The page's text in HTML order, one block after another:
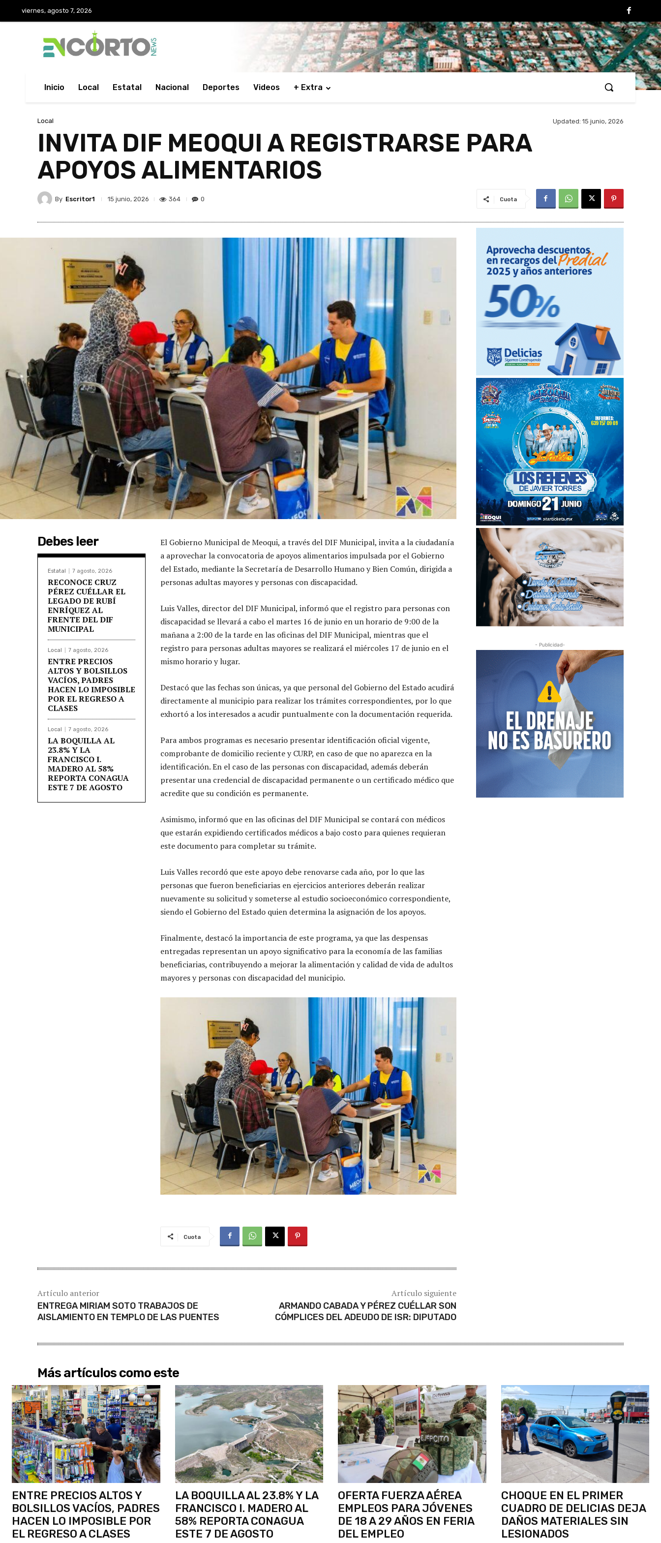
viernes, agosto 7, 2026
Inicio Local Estatal Nacional Deportes Videos + Extra
Local Updated: 15 junio, 2026
INVITA DIF MEOQUI A REGISTRARSE PARA
APOYOS ALIMENTARIOS
By Escritor1 15 junio, 2026 364 0 Cuota
Debes leer
Estatal 7 agosto, 2026
RECONOCE CRUZ
PÉREZ CUÉLLAR EL
LEGADO DE RUBÍ
ENRÍQUEZ AL
FRENTE DEL DIF
MUNICIPAL
Local 7 agosto, 2026
ENTRE PRECIOS
ALTOS Y BOLSILLOS
VACÍOS, PADRES
HACEN LO IMPOSIBLE
POR EL REGRESO A
CLASES
Local 7 agosto, 2026
LA BOQUILLA AL
23.8% Y LA
FRANCISCO I.
MADERO AL 58%
REPORTA CONAGUA
ESTE 7 DE AGOSTO
El Gobierno Municipal de Meoqui, a través del DIF Municipal, invita a la ciudadanía
a aprovechar la convocatoria de apoyos alimentarios impulsada por el Gobierno
del Estado, mediante la Secretaría de Desarrollo Humano y Bien Común, dirigida a
personas adultas mayores y personas con discapacidad.
Luis Valles, director del DIF Municipal, informó que el registro para personas con
discapacidad se llevará a cabo el martes 16 de junio en un horario de 9:00 de la
mañana a 2:00 de la tarde en las oficinas del DIF Municipal, mientras que el
registro para personas adultas mayores se realizará el miércoles 17 de junio en el
mismo horario y lugar.
Destacó que las fechas son únicas, ya que personal del Gobierno del Estado acudirá
directamente al municipio para realizar los trámites correspondientes, por lo que
exhortó a los interesados a acudir puntualmente con la documentación requerida.
Para ambos programas es necesario presentar identificación oficial vigente,
comprobante de domicilio reciente y CURP, en caso de que no aparezca en la
identificación. En el caso de las personas con discapacidad, además deberán
presentar una credencial de discapacidad permanente o un certificado médico que
acredite que su condición es permanente.
Asimismo, informó que en las oficinas del DIF Municipal se contará con médicos
que estarán expidiendo certificados médicos a bajo costo para quienes requieran
este documento para completar su trámite.
Luis Valles recordó que este apoyo debe renovarse cada año, por lo que las
personas que fueron beneficiarias en ejercicios anteriores deberán realizar
nuevamente su solicitud y someterse al estudio socioeconómico correspondiente,
siendo el Gobierno del Estado quien determina la asignación de los apoyos.
Finalmente, destacó la importancia de este programa, ya que las despensas
entregadas representan un apoyo significativo para la economía de las familias
beneficiarias, contribuyendo a mejorar la alimentación y calidad de vida de adultos
mayores y personas con discapacidad del municipio.
Cuota
Artículo anterior
ENTREGA MIRIAM SOTO TRABAJOS DE
AISLAMIENTO EN TEMPLO DE LAS PUENTES
Artículo siguiente
ARMANDO CABADA Y PÉREZ CUÉLLAR SON
CÓMPLICES DEL ADEUDO DE ISR: DIPUTADO
- Publicidad-
Más artículos como este
ENTRE PRECIOS ALTOS Y
BOLSILLOS VACÍOS, PADRES
HACEN LO IMPOSIBLE POR
EL REGRESO A CLASES
LA BOQUILLA AL 23.8% Y LA
FRANCISCO I. MADERO AL
58% REPORTA CONAGUA
ESTE 7 DE AGOSTO
OFERTA FUERZA AÉREA
EMPLEOS PARA JÓVENES
DE 18 A 29 AÑOS EN FERIA
DEL EMPLEO
CHOQUE EN EL PRIMER
CUADRO DE DELICIAS DEJA
DAÑOS MATERIALES SIN
LESIONADOS